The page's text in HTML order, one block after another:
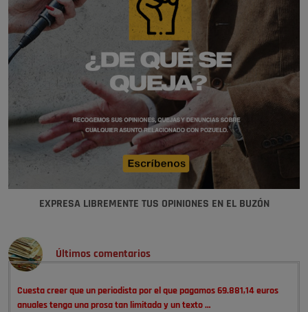
EXPRESA LIBREMENTE TUS OPINIONES EN EL BUZÓN
Últimos comentarios
Cuesta creer que un periodista por el que pagamos 69.881,14 euros
anuales tenga una prosa tan limitada y un texto …